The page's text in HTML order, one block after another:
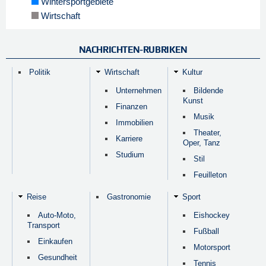
Wirtschaft
NACHRICHTEN-RUBRIKEN
Politik Wirtschaft
Unternehmen
Finanzen
Immobilien
Karriere
Studium
Kultur
Bildende
Kunst
Musik
Theater,
Oper, Tanz
Stil
Feuilleton
Reise
Auto-Moto,
Transport
Einkaufen
Gesundheit
Gastronomie Sport
Eishockey
Fußball
Motorsport
Tennis